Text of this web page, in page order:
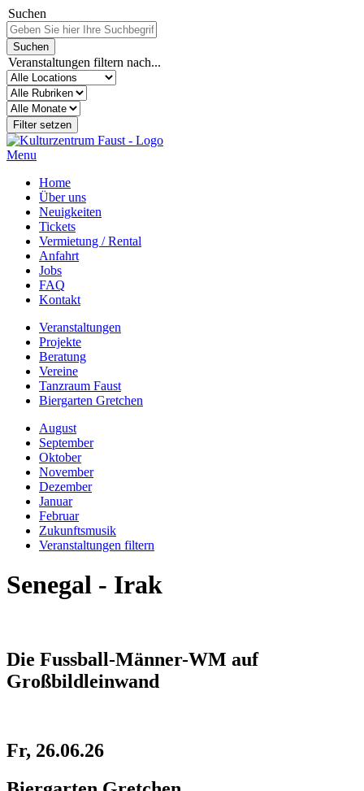
Suchen
Veranstaltungen filtern nach...
Menu
Home
Über uns
Neuigkeiten
Tickets
Vermietung / Rental
Anfahrt
Jobs
FAQ
Kontakt
Veranstaltungen
Projekte
Beratung
Vereine
Tanzraum Faust
Biergarten Gretchen
August
September
Oktober
November
Dezember
Januar
Februar
Zukunftsmusik
Veranstaltungen filtern
Senegal - Irak
Die Fussball-Männer-WM auf
Großbildleinwand
Fr, 26.06.26